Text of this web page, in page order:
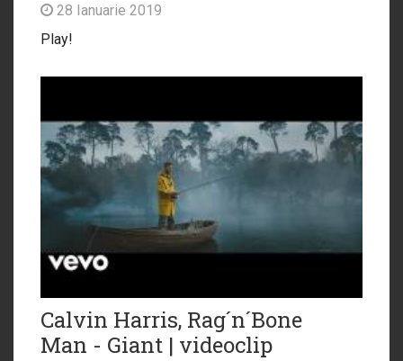
28 Ianuarie 2019
Play!
Calvin Harris, Rag´n´Bone
Man - Giant | videoclip